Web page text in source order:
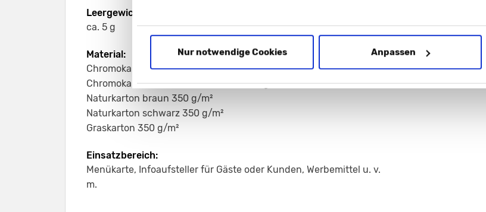
Nur notwendige Cookies Anpassen
Leergewicht:
ca. 5 g
Material:
Chromokarton GC1 weiß 290 g/m²
Chromokarton GC1 weiß Naturseite 290 g/m²
Naturkarton braun 350 g/m²
Naturkarton schwarz 350 g/m²
Graskarton 350 g/m²
Einsatzbereich:
Menükarte, Infoaufsteller für Gäste oder Kunden, Werbemittel u. v.
m.